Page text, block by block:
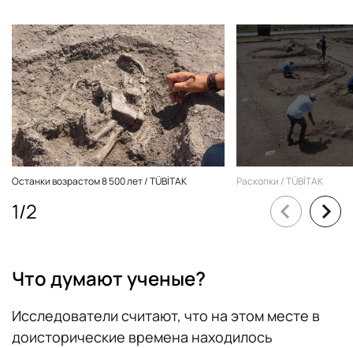
Останки возрастом 8 500 лет / TÜBİTAK Раскопки / TÜBİTAK
1/2
Что думают ученые?
Исследователи считают, что на этом месте в
доисторические времена находилось